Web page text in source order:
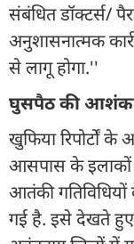
संबंधित डॉक्टर्स/
अनुशासनात्मक
से लागू होगा.''
घुसपैठ की
खुफिया रिपोर्टों
आसपास के
आतंकी
गई है. इसे देखते हुए